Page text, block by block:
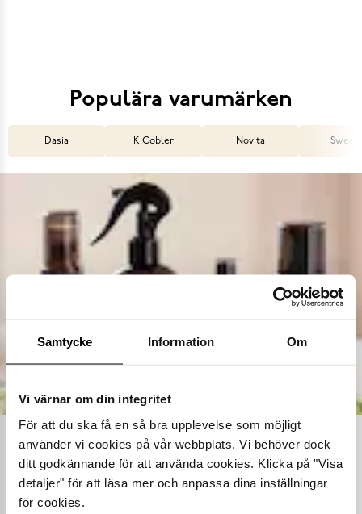
Samtycke Information Om
Vi värnar om din integritet
För att du ska få en så bra upplevelse som möjligt
använder vi cookies på vår webbplats. Vi behöver dock
ditt godkännande för att använda cookies. Klicka på "Visa
detaljer" för att läsa mer och anpassa dina inställningar
för cookies.
Populära varumärken
Dasia K.Cobler Novita
Ta hand om dina skor
Våra noggrant utvalda skovårdsprodukter är skapade för att
förlänga livslängden på dina skor samtidigt som de behåller